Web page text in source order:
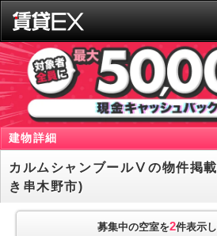
建物詳細
カルムシャンブールⅤの物件掲
き串木野市)
募集中の空室を2件表示